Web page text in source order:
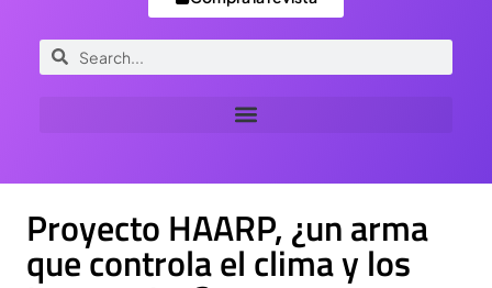
Proyecto HAARP, ¿un arma
que controla el clima y los